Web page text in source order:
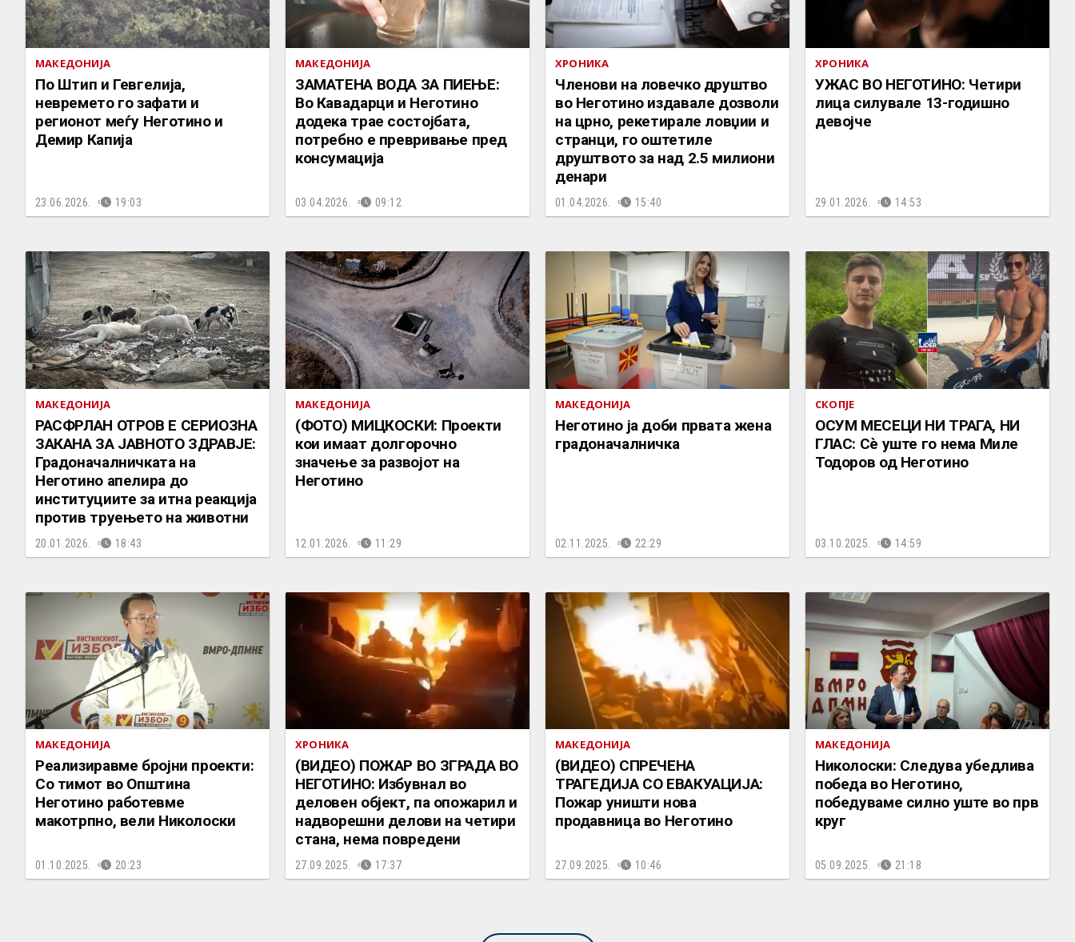
МАКЕДОНИЈА
По Штип и Гевгелија,
невремето го зафати и
регионот меѓу Неготино и
Демир Капија
23.06.2026. 19:03
МАКЕДОНИЈА
ЗАМАТЕНА ВОДА ЗА ПИЕЊЕ:
Во Кавадарци и Неготино
додека трае состојбата,
потребно е превривање пред
консумација
03.04.2026. 09:12
ХРОНИКА
Членови на ловечко друштво
во Неготино издавале дозволи
на црно, рекетирале ловџии и
странци, го оштетиле
друштвото за над 2.5 милиони
денари
01.04.2026. 15:40
ХРОНИКА
УЖАС ВО НЕГОТИНО: Четири
лица силувале 13-годишно
девојче
29.01.2026. 14:53
МАКЕДОНИЈА
РАСФРЛАН ОТРОВ Е СЕРИОЗНА
ЗАКАНА ЗА ЈАВНОТО ЗДРАВЈЕ:
Градоначалничката на
Неготино апелира до
институциите за итна реакција
против труењето на животни
20.01.2026. 18:43
МАКЕДОНИЈА
(ФОТО) МИЦКОСКИ: Проекти
кои имаат долгорочно
значење за развојот на
Неготино
12.01.2026. 11:29
МАКЕДОНИЈА
Неготино ја доби првата жена
градоначалничка
02.11.2025. 22:29
СКОПЈЕ
ОСУМ МЕСЕЦИ НИ ТРАГА, НИ
ГЛАС: Сѐ уште го нема Миле
Тодоров од Неготино
03.10.2025. 14:59
МАКЕДОНИЈА
Реализиравме бројни проекти:
Со тимот во Општина
Неготино работевме
макотрпно, вели Николоски
01.10.2025. 20:23
ХРОНИКА
(ВИДЕО) ПОЖАР ВО ЗГРАДА ВО
НЕГОТИНО: Избувнал во
деловен објект, па опожарил и
надворешни делови на четири
стана, нема повредени
27.09.2025. 17:37
МАКЕДОНИЈА
(ВИДЕО) СПРЕЧЕНА
ТРАГЕДИЈА СО ЕВАКУАЦИЈА:
Пожар уништи нова
продавница во Неготино
27.09.2025. 10:46
МАКЕДОНИЈА
Николоски: Следува убедлива
победа во Неготино,
победуваме силно уште во прв
круг
05.09.2025. 21:18